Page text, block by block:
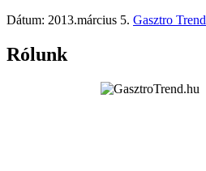
Dátum: 2013.március 5. Gasztro Trend
Rólunk